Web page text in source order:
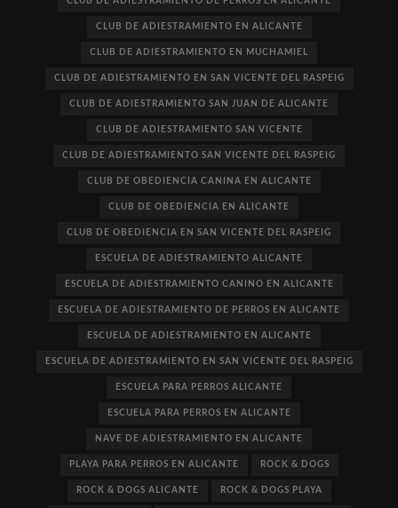
CLUB DE ADIESTRAMIENTO EN ALICANTE
CLUB DE ADIESTRAMIENTO EN MUCHAMIEL
CLUB DE ADIESTRAMIENTO EN SAN VICENTE DEL RASPEIG
CLUB DE ADIESTRAMIENTO SAN JUAN DE ALICANTE
CLUB DE ADIESTRAMIENTO SAN VICENTE
CLUB DE ADIESTRAMIENTO SAN VICENTE DEL RASPEIG
CLUB DE OBEDIENCIA CANINA EN ALICANTE
CLUB DE OBEDIENCIA EN ALICANTE
CLUB DE OBEDIENCIA EN SAN VICENTE DEL RASPEIG
ESCUELA DE ADIESTRAMIENTO ALICANTE
ESCUELA DE ADIESTRAMIENTO CANINO EN ALICANTE
ESCUELA DE ADIESTRAMIENTO DE PERROS EN ALICANTE
ESCUELA DE ADIESTRAMIENTO EN ALICANTE
ESCUELA DE ADIESTRAMIENTO EN SAN VICENTE DEL RASPEIG
ESCUELA PARA PERROS ALICANTE
ESCUELA PARA PERROS EN ALICANTE
NAVE DE ADIESTRAMIENTO EN ALICANTE
PLAYA PARA PERROS EN ALICANTE ROCK & DOGS
ROCK & DOGS ALICANTE ROCK & DOGS PLAYA